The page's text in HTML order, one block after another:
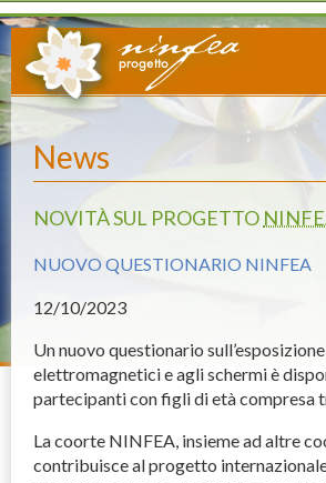
News
NOVITÀ SUL PROGETTO
NUOVO QUESTIONARIO NINFEA
12/10/2023
Un nuovo questionario
elettromagnetici e agli schermi è
partecipanti con figli di età compresa
La coorte NINFEA , insieme ad altre
contribuisce al progetto